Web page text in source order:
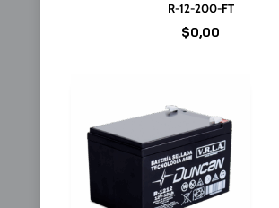
R-12-200-FT
$0,00